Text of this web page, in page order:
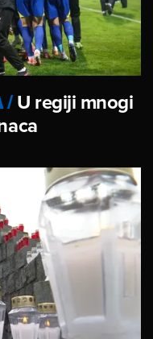
/U regiji mnogi